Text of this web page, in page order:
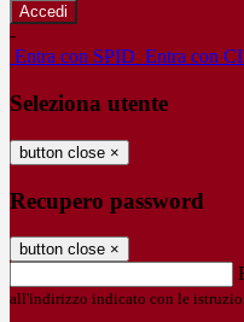
-
Entra con SPID Entra con
Seleziona utente
button close ×
Recupero password
button close ×
all'indirizzo indicato con le